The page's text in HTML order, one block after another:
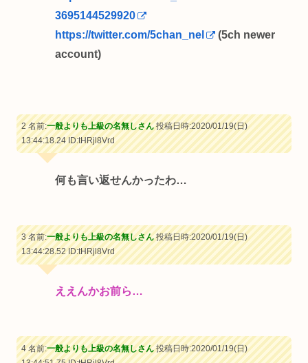
3695144529920
https://twitter.com/5chan_nel
(5ch newer
account)
2 名前:一般よりも上級の名無しさん投稿日時:2020/01/19(日)
13:44:18.24ID:tHRjl8Vrd
何も言い返せんかったわ…
3 名前:一般よりも上級の名無しさん投稿日時:2020/01/19(日)
13:44:28.52ID:tHRjl8Vrd
ええんかお前ら…
4 名前:一般よりも上級の名無しさん投稿日時:2020/01/19(日)